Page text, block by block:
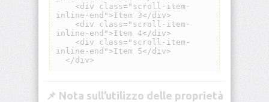
block-
size
border
📌 Nota sull’utilizzo delle proprietà